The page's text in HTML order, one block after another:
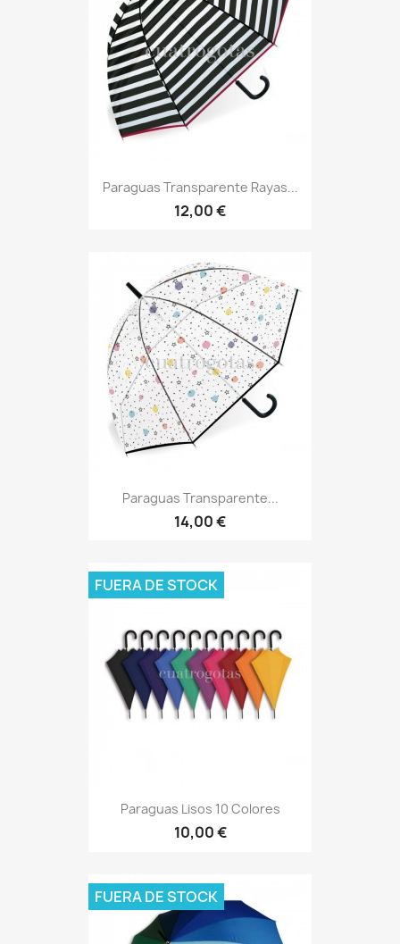
Paraguas Transparente Rayas...
12,00 €
Paraguas Transparente...
14,00 €
Paraguas Lisos 10 Colores
10,00 €
FUERA DE STOCK
FUERA DE STOCK